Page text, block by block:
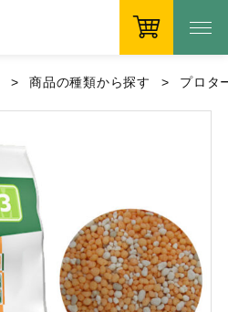
商品の種類から探す プロタ